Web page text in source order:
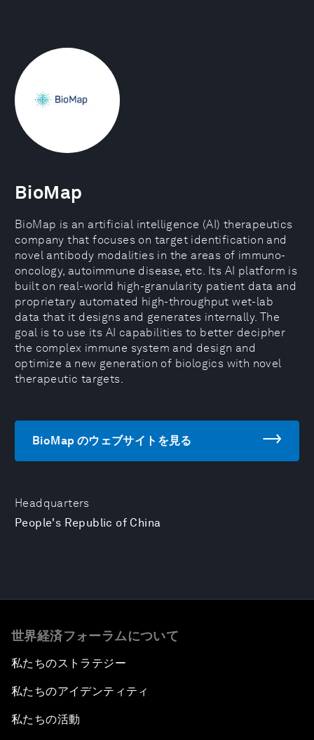
Headquarters
People's Republic of China
BioMap
BioMap is an artificial intelligence (AI) therapeutics
company that focuses on target identification and
novel antibody modalities in the areas of immuno-
oncology, autoimmune disease, etc. Its AI platform is
built on real-world high-granularity patient data and
proprietary automated high-throughput wet-lab
data that it designs and generates internally. The
goal is to use its AI capabilities to better decipher
the complex immune system and design and
optimize a new generation of biologics with novel
therapeutic targets.
BioMap のウェブサイトを見る
世界経済フォーラムについて
私たちのストラテジー
私たちのアイデンティティ
私たちの活動